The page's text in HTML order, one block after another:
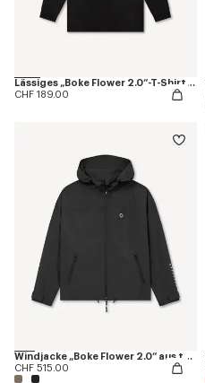
Lässiges „Boke Flower 2.0“-T-Shirt aus Baumwolle
CHF 189.00
Windjacke „Boke Flower 2.0“ aus technischer Baumwolle
CHF 515.00